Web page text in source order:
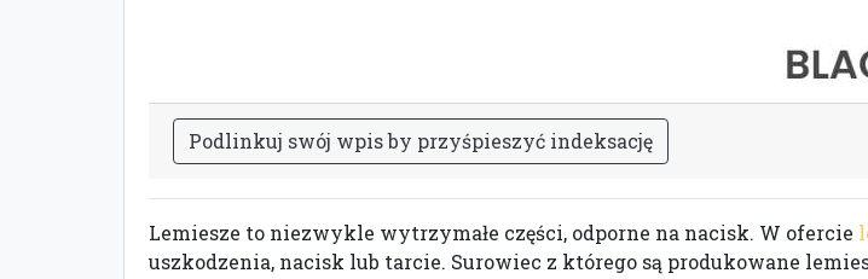
Podlinkuj swój wpisby przyśpieszyć indeksację
Lemiesze to niezwykle wytrzymałe części, odporne na nacisk. W ofercie
uszkodzenia, nacisk lub tarcie. Surowiec z którego są produkowane